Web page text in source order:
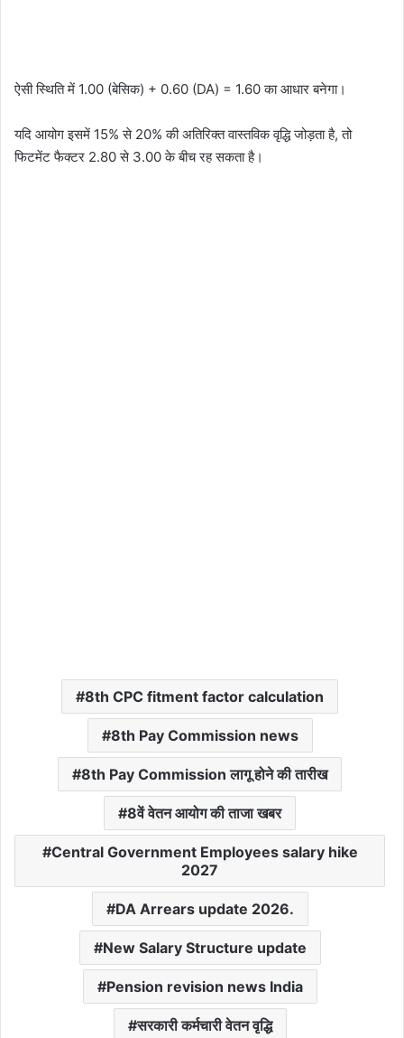
ऐसी स्थिति में 1.00 (बेसिक) + 0.60 (DA) = 1.60 का आधार बनेगा।
यदि आयोग इसमें 15% से 20% की अतिरिक्त वास्तविक वृद्धि जोड़ता है, तो
फिटमेंट फैक्टर 2.80 से 3.00 के बीच रह सकता है।
8th CPC fitment factor calculation
8th Pay Commission news
8th Pay Commission लागू होने की तारीख
8वें वेतन आयोग की ताजा खबर
Central Government Employees salary hike
2027
DA Arrears update 2026.
New Salary Structure update
Pension revision news India
सरकारी कर्मचारी वेतन वृद्धि